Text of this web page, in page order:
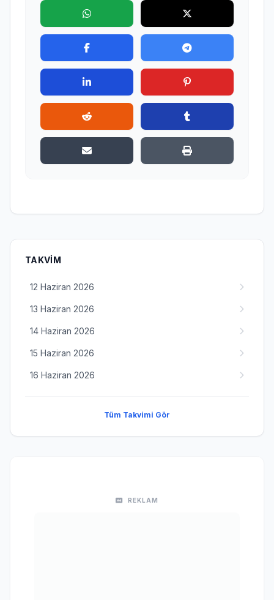
TAKVIM
12 Haziran 2026
13 Haziran 2026
14 Haziran 2026
15 Haziran 2026
16 Haziran 2026
Tüm Takvimi Gör
REKLAM